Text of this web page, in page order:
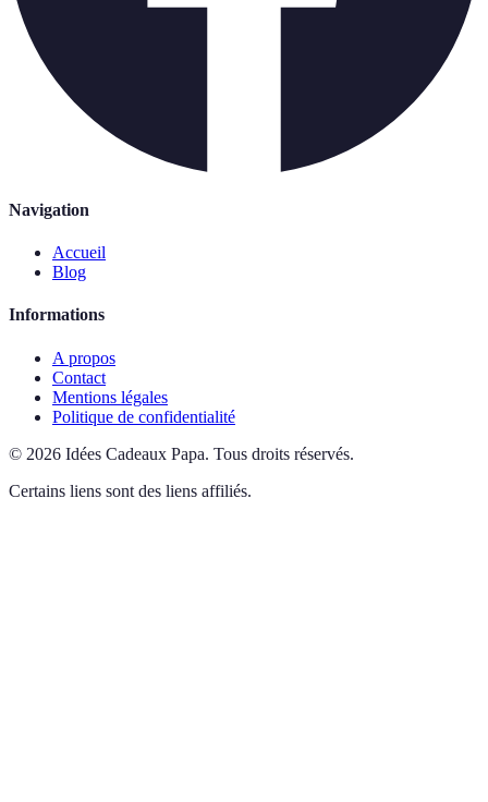
Navigation
Accueil
Blog
Informations
A propos
Contact
Mentions légales
Politique de confidentialité
© 2026 Idées Cadeaux Papa. Tous droits réservés.
Certains liens sont des liens affiliés.